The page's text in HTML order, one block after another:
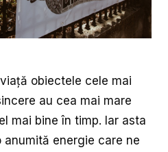
obiectele cele mai
au cea mai mare
mai bine în timp. Iar asta
energie care ne